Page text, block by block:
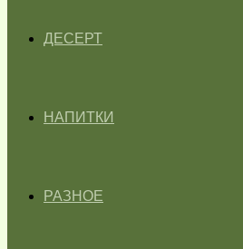
ДЕСЕРТ
НАПИТКИ
РАЗНОЕ